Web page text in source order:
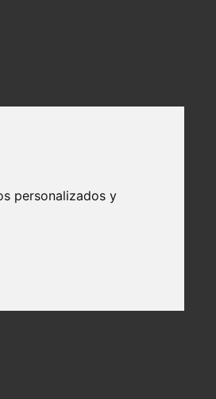
personalizados y